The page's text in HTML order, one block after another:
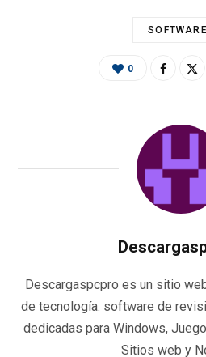
SOFTWARE
0
Descargaspcpro es un sitio
de tecnología. software de
dedicadas para Windows,
Sitios web y